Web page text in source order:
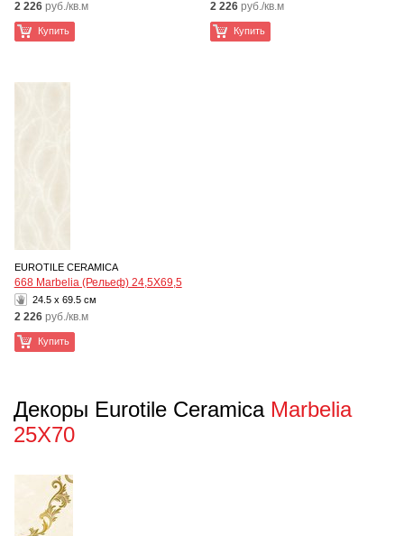
2 226 руб./кв.м
Купить
2 226 руб./кв.м
Купить
EUROTILE CERAMICA
668 Marbelia (Рельеф) 24,5Х69,5
24.5 x 69.5 см
2 226 руб./кв.м
Купить
Декоры Eurotile Ceramica Marbelia
25X70